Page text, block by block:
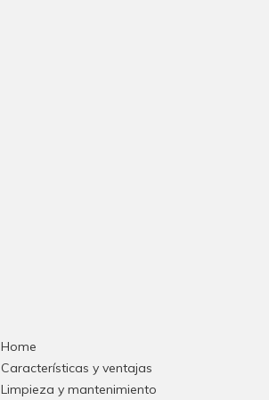
Home
Características y ventajas
Limpieza y mantenimiento